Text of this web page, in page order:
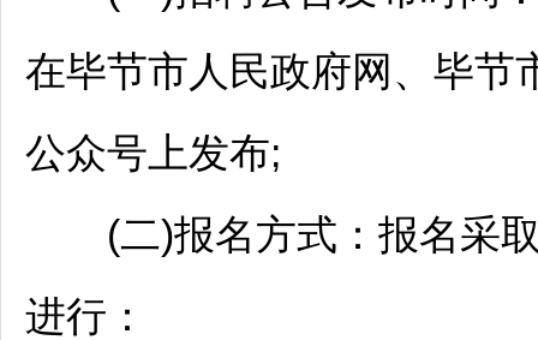
在毕节市人民政府网、 毕节
公众号上发布;
(二)报名方式：报名采取
进行：